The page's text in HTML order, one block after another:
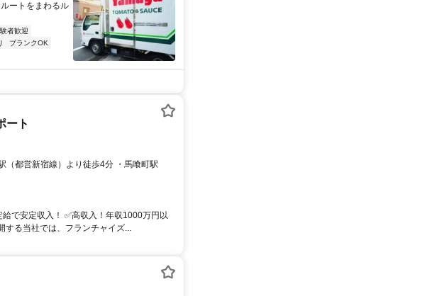
ートをまわるル
者歓迎
ブランクOK
ート
で安定収入！ ✅高収入！年収1000万円以
する当社では、フランチャイズ...